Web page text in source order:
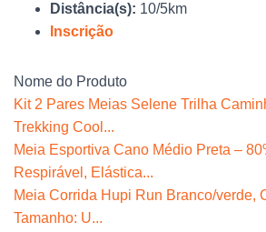
Distância(s): 10/5km
Inscrição
Nome do Produto
Kit 2 Pares Meias Selene Trilha
Trekking Cool...
Meia Esportiva Cano Médio Preta –
Respirável, Elástica...
Meia Corrida Hupi Run Branco/verde,
Tamanho: U...